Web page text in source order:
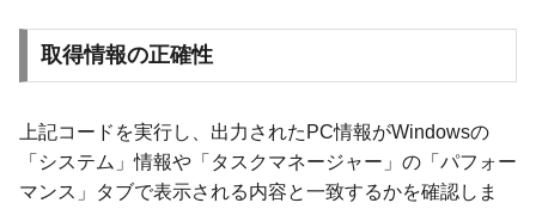
取得情報の正確性
上記コードを実行し、出力されたPC情報がWindowsの
「システム」情報や「タスクマネージャー」の「パフォー
マンス」タブで表示される内容と一致するかを確認しま